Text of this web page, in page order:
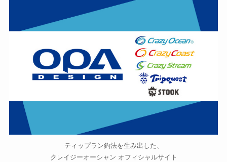
ティップラン釣法を生み出した、
クレイジーオーシャン オフィシャルサイト